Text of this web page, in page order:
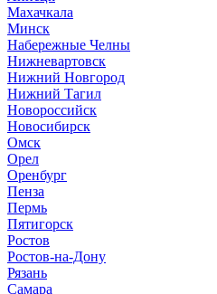
Махачкала
Минск
Набережные Челны
Нижневартовск
Нижний Новгород
Нижний Тагил
Новороссийск
Новосибирск
Омск
Орел
Оренбург
Пенза
Пермь
Пятигорск
Ростов
Ростов-на-Дону
Рязань
Самара